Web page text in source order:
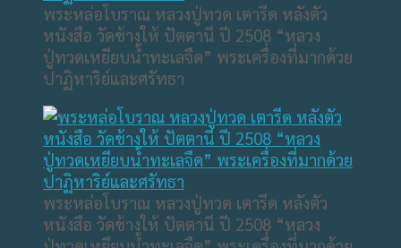
พระหล่อโบราณ หลวงปู่ทวด เตารีด หลังตัว
หนังสือ วัดช้างให้ ปัตตานี ปี 2508 “หลวง
ปู่ทวดเหยียบน้ำทะเลจืด” พระเครื่องที่มากด้วย
ปาฏิหาริย์และศรัทธา
พระหล่อโบราณ หลวงปู่ทวด เตารีด หลังตัว
หนังสือ วัดช้างให้ ปัตตานี ปี 2508 “หลวง